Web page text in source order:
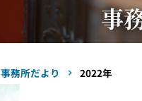
事
事務所だより 2022年